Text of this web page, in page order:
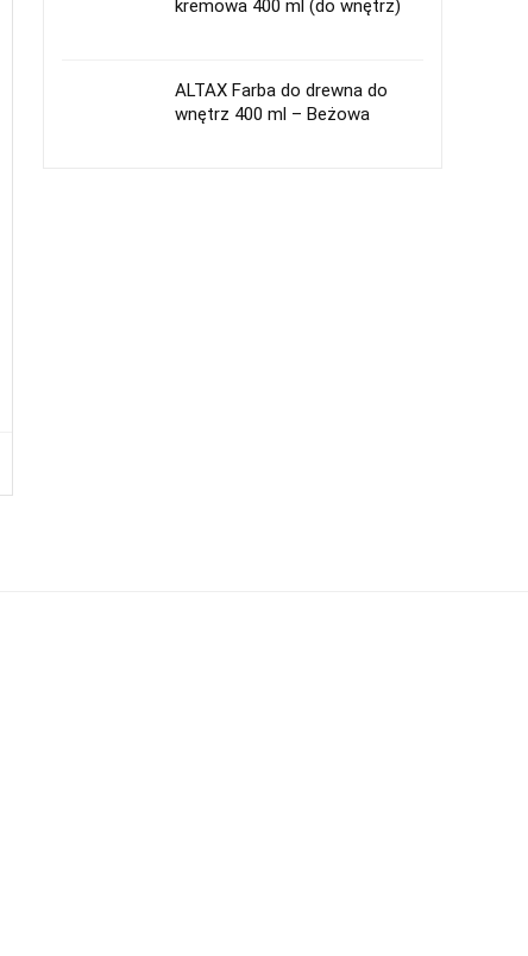
kremowa 400 ml (do wnętrz)
ALTAX Farba do drewna do
wnętrz 400 ml – Beżowa